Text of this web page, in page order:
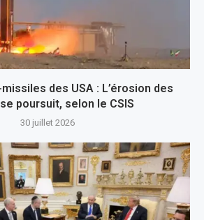
des USA : L’érosion des
poursuit, selon le CSIS
30 juillet 2026